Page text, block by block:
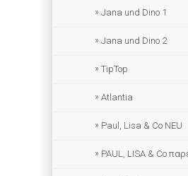
Jana und Dino 1
Jana und Dino 2
TipTop
Atlantia
Paul, Lisa & Co NEU
PAUL, LISA & Co